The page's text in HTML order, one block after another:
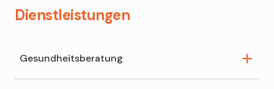
Dienstleistungen
Gesundheitsberatung